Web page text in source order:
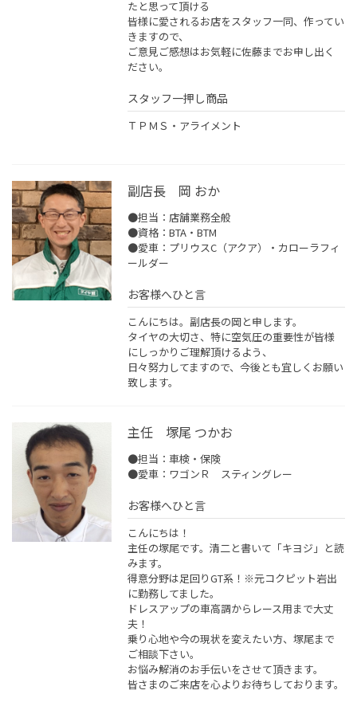
たと思って頂ける
皆様に愛されるお店をスタッフ一同、作ってい
きますので、
ご意見ご感想はお気軽に佐藤までお申し出く
ださい。
スタッフ一押し商品
ＴＰＭＳ・アライメント
副店長 岡 おか
●担当：店舗業務全般
●資格：BTA・BTM
●愛車：プリウスC（アクア）・カローラフィ
ールダー
お客様へひと言
こんにちは。副店長の岡と申します。
タイヤの大切さ、特に空気圧の重要性が皆様
にしっかりご理解頂けるよう、
日々努力してますので、今後とも宜しくお願い
致します。
主任 塚尾 つかお
●担当：車検・保険
●愛車：ワゴンＲ スティングレー
お客様へひと言
こんにちは！
主任の塚尾です。清二と書いて「キヨジ」と読
みます。
得意分野は足回りGT系！※元コクピット岩出
に勤務してました。
ドレスアップの車高調からレース用まで大丈
夫！
乗り心地や今の現状を変えたい方、塚尾まで
ご相談下さい。
お悩み解消のお手伝いをさせて頂きます。
皆さまのご来店を心よりお待ちしております。